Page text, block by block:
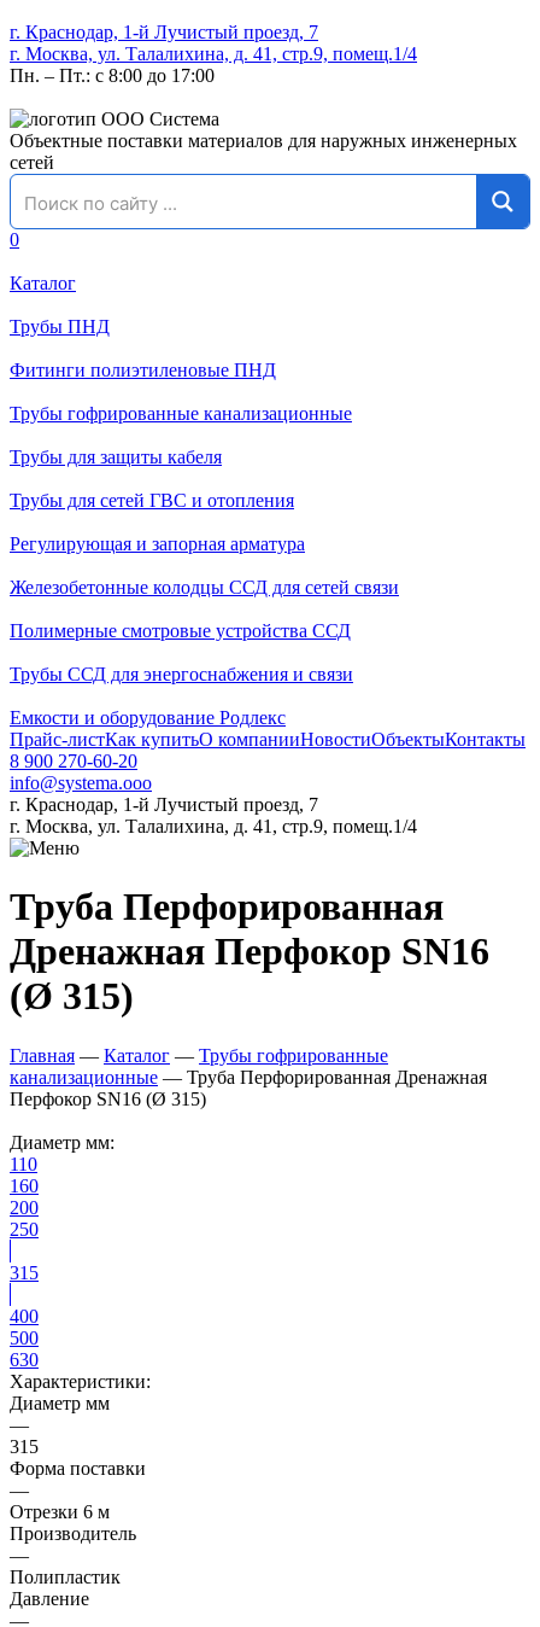
г. Краснодар, 1-й Лучистый проезд, 7
г. Москва, ул. Талалихина, д. 41, стр.9, помещ.1/4
Пн. – Пт.: с 8:00 до 17:00
Объектные поставки материалов для наружных инженерных
сетей
0
Каталог
Трубы ПНД
Фитинги полиэтиленовые ПНД
Трубы гофрированные канализационные
Трубы для защиты кабеля
Трубы для сетей ГВС и отопления
Регулирующая и запорная арматура
Железобетонные колодцы ССД для сетей связи
Полимерные смотровые устройства ССД
Трубы ССД для энергоснабжения и связи
Емкости и оборудование Родлекс
Прайс-листКак купитьО компанииНовостиОбъектыКонтакты
8 900 270-60-20
info@systema.ooo
г. Краснодар, 1-й Лучистый проезд, 7
г. Москва, ул. Талалихина, д. 41, стр.9, помещ.1/4
Труба Перфорированная
Дренажная Перфокор SN16
(Ø 315)
Главная — Каталог — Трубы гофрированные
канализационные — Труба Перфорированная Дренажная
Перфокор SN16 (Ø 315)
Диаметр мм:
110
160
200
250
315
400
500
630
Характеристики:
Диаметр мм
—
315
Форма поставки
—
Отрезки 6 м
Производитель
—
Полипластик
Давление
—